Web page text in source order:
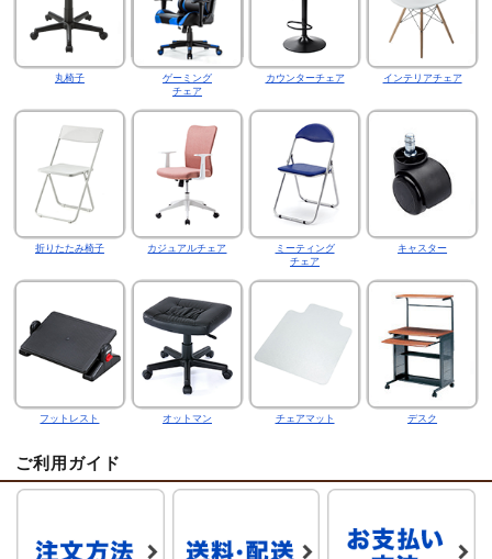
丸椅子
ゲーミング
チェア
カウンターチェア インテリアチェア
折りたたみ椅子 カジュアルチェア
ミーティング
チェア
キャスター
フットレスト オットマン チェアマット デスク
ご利用ガイド